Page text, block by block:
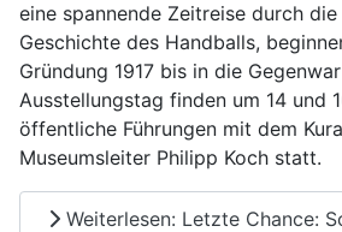
eine spannende Zeitreise durch
Geschichte des Handballs,
Gründung 1917 bis in die
Ausstellungstag finden um 14 und
öffentliche Führungen mit dem
Museumsleiter Philipp Koch statt.
Weiterlesen: Letzte Chance: